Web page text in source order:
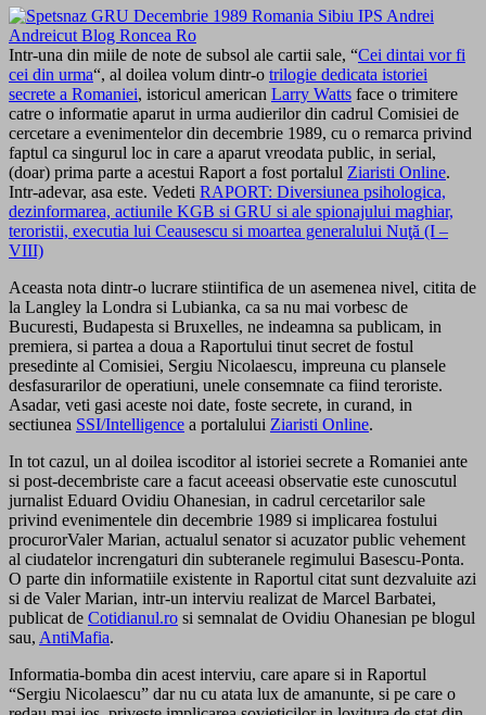
Intr-una din miile de note de subsol ale cartii sale, “Cei dintai vor fi
cei din urma“, al doilea volum dintr-o trilogie dedicata istoriei
secrete a Romaniei, istoricul american Larry Watts face o trimitere
catre o informatie aparut in urma audierilor din cadrul Comisiei de
cercetare a evenimentelor din decembrie 1989, cu o remarca privind
faptul ca singurul loc in care a aparut vreodata public, in serial,
(doar) prima parte a acestui Raport a fost portalul Ziaristi Online.
Intr-adevar, asa este. Vedeti RAPORT: Diversiunea psihologica,
dezinformarea, actiunile KGB si GRU si ale spionajului maghiar,
teroristii, executia lui Ceausescu si moartea generalului Nuţă (I –
VIII)
Aceasta nota dintr-o lucrare stiintifica de un asemenea nivel, citita de
la Langley la Londra si Lubianka, ca sa nu mai vorbesc de
Bucuresti, Budapesta si Bruxelles, ne indeamna sa publicam, in
premiera, si partea a doua a Raportului tinut secret de fostul
presedinte al Comisiei, Sergiu Nicolaescu, impreuna cu plansele
desfasurarilor de operatiuni, unele consemnate ca fiind teroriste.
Asadar, veti gasi aceste noi date, foste secrete, in curand, in
sectiunea SSI/Intelligence a portalului Ziaristi Online.
In tot cazul, un al doilea iscoditor al istoriei secrete a Romaniei ante
si post-decembriste care a facut aceeasi observatie este cunoscutul
jurnalist Eduard Ovidiu Ohanesian, in cadrul cercetarilor sale
privind evenimentele din decembrie 1989 si implicarea fostului
procurorValer Marian, actualul senator si acuzator public vehement
al ciudatelor increngaturi din subteranele regimului Basescu-Ponta.
O parte din informatiile existente in Raportul citat sunt dezvaluite azi
si de Valer Marian, intr-un interviu realizat de Marcel Barbatei,
publicat de Cotidianul.ro si semnalat de Ovidiu Ohanesian pe blogul
sau, AntiMafia.
Informatia-bomba din acest interviu, care apare si in Raportul
“Sergiu Nicolaescu” dar nu cu atata lux de amanunte, si pe care o